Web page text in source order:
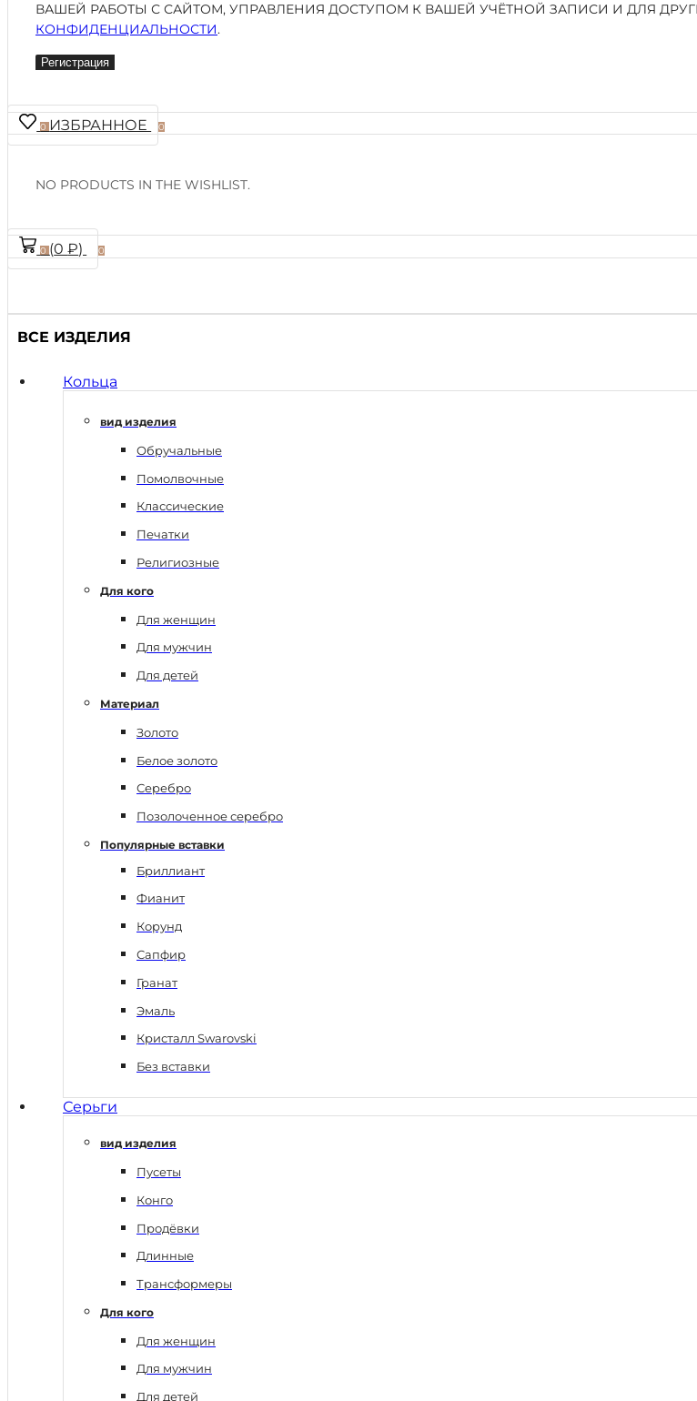
ВАШЕЙ РАБОТЫ С САЙТОМ, УПРАВЛЕНИЯ ДОСТУПОМ К ВАШЕЙ УЧЁТНОЙ ЗАПИСИ И ДЛЯ
КОНФИДЕНЦИАЛЬНОСТИ.
Регистрация
0 ИЗБРАННОЕ 0
NO PRODUCTS IN THE WISHLIST.
0 (0₽) 0
ВСЕ ИЗДЕЛИЯ
Кольца
вид изделия
Обручальные
Помолвочные
Классические
Печатки
Религиозные
Для кого
Для женщин
Для мужчин
Для детей
Материал
Золото
Белое золото
Серебро
Позолоченное серебро
Популярные вставки
Бриллиант
Фианит
Корунд
Сапфир
Гранат
Эмаль
Кристалл Swarovski
Без вставки
Серьги
вид изделия
Пусеты
Конго
Продёвки
Длинные
Трансформеры
Для кого
Для женщин
Для мужчин
Для детей